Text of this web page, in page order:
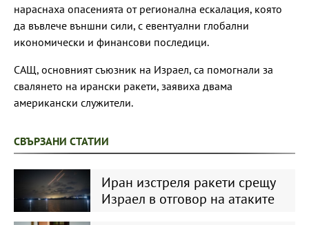
нараснаха опасенията от регионална ескалация, която
да въвлече външни сили, с евентуални глобални
икономически и финансови последици.
САЩ, основният съюзник на Израел, са помогнали за
свалянето на ирански ракети, заявиха двама
американски служители.
СВЪРЗАНИ СТАТИИ
Иран изстреля ракети срещу
Израел в отговор на атаките